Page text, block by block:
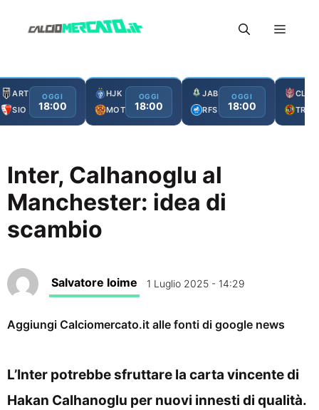
Menu
ART
SIO
OGGI
18:00
HJK
MOT
OGGI
18:00
JAB
RFS
OGGI
18:00
CLJ
TRO
Inter, Calhanoglu al
Manchester: idea di
scambio
Salvatore Ioime 1 Luglio 2025 - 14:29
Aggiungi Calciomercato.it alle fonti di google news
L’Inter potrebbe sfruttare la carta vincente di
Hakan Calhanoglu per nuovi innesti di qualità.